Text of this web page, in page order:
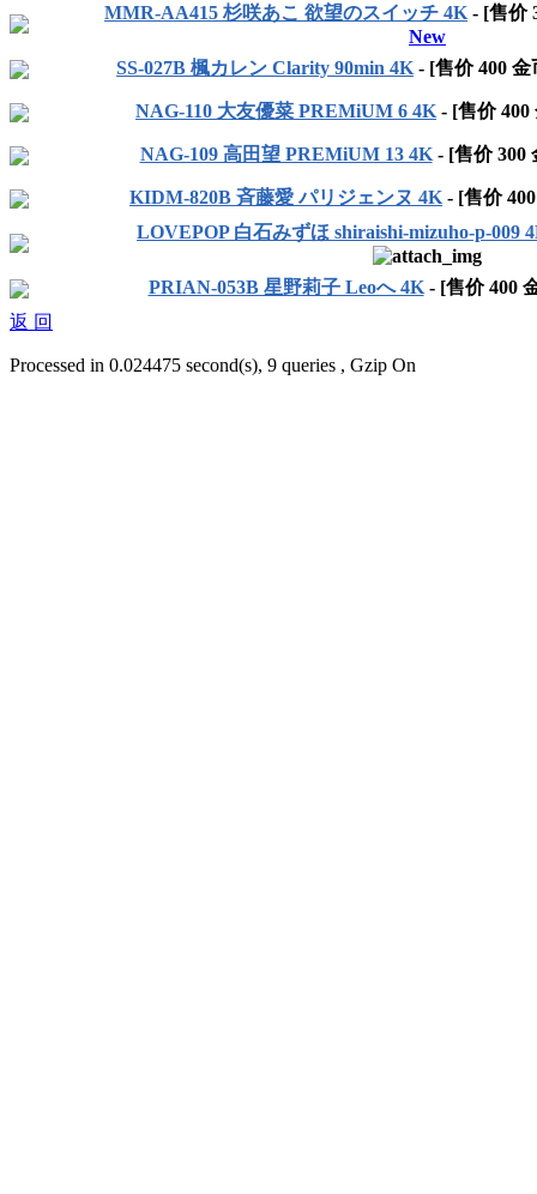
MMR-AA415 杉咲あこ 欲望のスイッチ 4K - [售价
New
SS-027B 楓カレン Clarity 90min 4K - [售价400 金
NAG-110 大友優菜 PREMiUM 6 4K - [售价400
NAG-109 高田望 PREMiUM 13 4K- [售价300
KIDM-820B 斉藤愛 パリジェンヌ 4K - [售价400
LOVEPOP 白石みずほ shiraishi-mizuho-p-009
PRIAN-053B 星野莉子 Leoへ 4K- [售价400
返 回
Processed in 0.024475 second(s), 9 queries , Gzip On